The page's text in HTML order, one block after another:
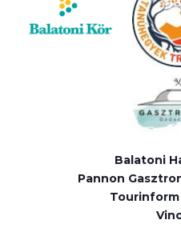
Balatoni
Pannon